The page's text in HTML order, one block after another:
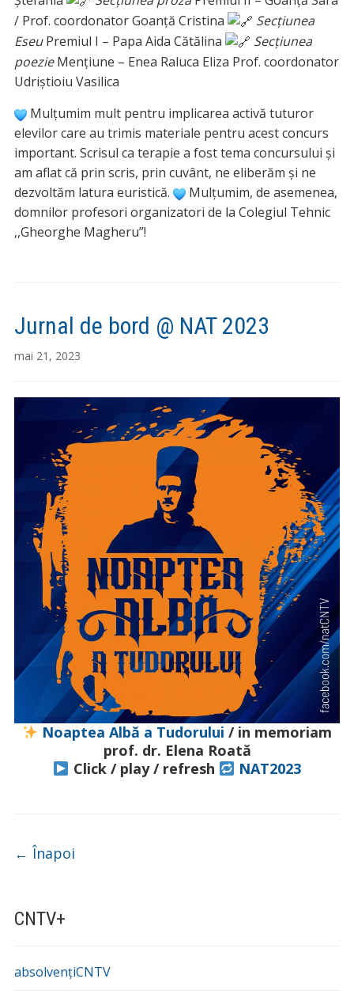
CNTV+
absolvențiCNTV
/ Prof. coordonator Goanță Cristina
Secțiunea
EseuPremiul I – Papa Aida Cătălina
Secțiunea
poezieMențiune – Enea Raluca Eliza Prof. coordonator
Udriștioiu Vasilica
Mulțumim mult pentru implicarea activă tuturor
elevilor care au trimis materiale pentru acest concurs
important. Scrisul ca terapie a fost tema concursului și
am aflat că prin scris, prin cuvânt, ne eliberăm și ne
dezvoltăm latura euristică.
Mulțumim, de asemenea,
domnilor profesori organizatori de la Colegiul Tehnic
,,Gheorghe Magheru”!
Jurnal de bord @ NAT 2023
mai 21, 2023
Noaptea Albă a Tudorului / in memoriam
prof. dr. Elena Roată
Click / play / refresh
NAT2023
Navigare
← Înapoi